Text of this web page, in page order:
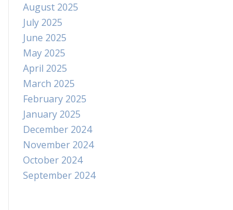
August 2025
July 2025
June 2025
May 2025
April 2025
March 2025
February 2025
January 2025
December 2024
November 2024
October 2024
September 2024